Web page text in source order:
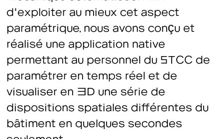
d'exploiter au mieux cet aspect
paramétrique, nous avons conçu et
réalisé une application native
permettant au personnel du STCC de
paramétrer en temps réel et de
visualiser en 3D une série de
dispositions spatiales différentes du
bâtiment en quelques secondes